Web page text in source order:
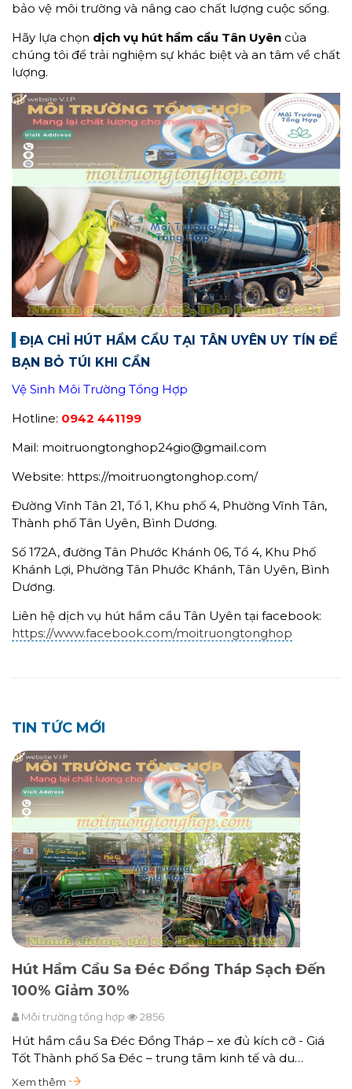
bảo vệ môi trường và nâng cao chất lượng cuộc sống.
Hãy lựa chọn dịch vụ hút hầm cầu Tân Uyên của
chúng tôi để trải nghiệm sự khác biệt và an tâm về chất
lượng.
ĐỊA CHỈ HÚT HẦM CẦU TẠI TÂN UYÊN UY TÍN ĐỂ
BẠN BỎ TÚI KHI CẦN
Vệ Sinh Môi Trường Tổng Hợp
Hotline: 0942 441199
Mail: moitruongtonghop24gio@gmail.com
Website: https://moitruongtonghop.com/
Đường Vĩnh Tân 21, Tổ 1, Khu phố 4, Phường Vĩnh Tân,
Thành phố Tân Uyên, Bình Dương.
Số 172A, đường Tân Phước Khánh 06, Tổ 4, Khu Phố
Khánh Lợi, Phường Tân Phước Khánh, Tân Uyên, Bình
Dương.
Liên hệ dịch vụ hút hầm cầu Tân Uyên tại facebook:
https://www.facebook.com/moitruongtonghop
TIN TỨC MỚI
Hút Hầm Cầu Sa Đéc Đồng Tháp Sạch Đến
100% Giảm 30%
Môi trường tổng hợp 2856
Hút hầm cầu Sa Đéc Đồng Tháp – xe đủ kích cỡ - Giá
Tốt Thành phố Sa Đéc – trung tâm kinh tế và du…
Xem thêm